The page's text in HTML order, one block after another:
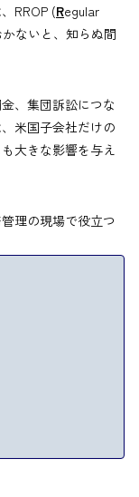
RROP (Regular
ないと、知らぬ間
、集団訴訟につな
米国子会社だけの
大きな影響を与え
理の現場で役立つ